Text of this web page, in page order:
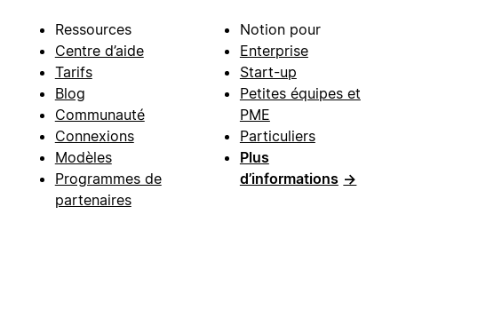
Ressources
Centre d’aide
Tarifs
Blog
Communauté
Connexions
Modèles
Programmes de
partenaires
Notion pour
Enterprise
Start-up
Petites équipes et
PME
Particuliers
Plus
d’informations →